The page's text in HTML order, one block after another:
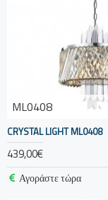
ML0408
CRYSTAL LIGHT ML0408
439,00€
Αγοράστε τώρα